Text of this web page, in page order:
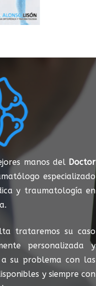
manos del Doctor
especializado
y traumatología en
trataremos su caso
personalizada y
su problema con las
y siempre con